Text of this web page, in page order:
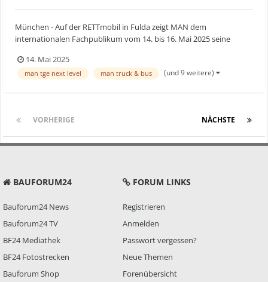
München - Auf der RETTmobil in Fulda zeigt MAN dem
internationalen Fachpublikum vom 14. bis 16. Mai 2025 seine
Krankentransportwagen. Diese entstehen stets in enger
Zusammenarbeit mit führenden Aufbauherstellern, was MAN
14. Mai 2025
man tge next level man truck & bus (und 9 weitere)
VORHERIGE NÄCHSTE
BAUFORUM24
Bauforum24 News
Bauforum24 TV
BF24 Mediathek
BF24 Fotostrecken
Bauforum Shop
FORUM LINKS
Registrieren
Anmelden
Passwort vergessen?
Neue Themen
Forenübersicht